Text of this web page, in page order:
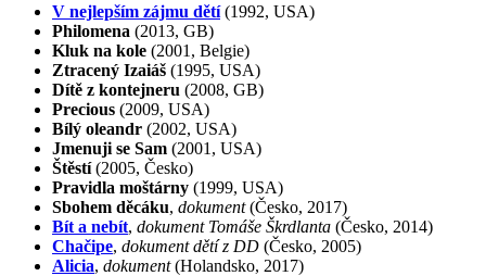
V nejlepším zájmu dětí(1992, USA)
Philomena (2013, GB)
Kluk na kole (2001, Belgie)
Ztracený Izaiáš (1995, USA)
Dítě z kontejneru (2008, GB)
Precious (2009, USA)
Bílý oleandr (2002, USA)
Jmenuji se Sam (2001, USA)
Štěstí(2005, Česko)
Pravidla moštárny (1999, USA)
Sbohem děcáku, dokument(Česko, 2017)
Bít a nebít, dokument Tomáše Škrdlanta (Česko, 2014)
Chačipe, dokument dětí z DD (Česko, 2005)
Alicia, dokument(Holandsko, 2017)